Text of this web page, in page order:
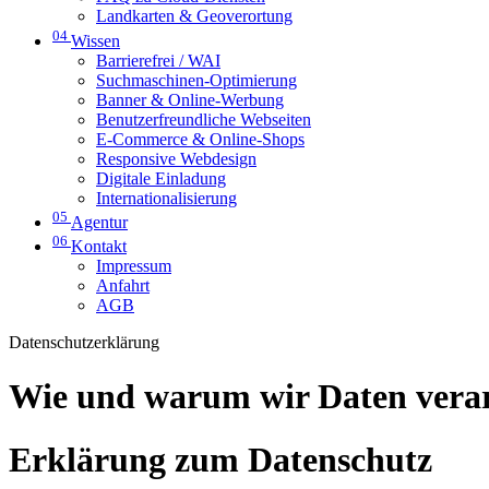
Landkarten & Geoverortung
04 Wissen
Barrierefrei / WAI
Suchmaschinen-Optimierung
Banner & Online-Werbung
Benutzerfreundliche Webseiten
E-Commerce & Online-Shops
Responsive Webdesign
Digitale Einladung
Internationalisierung
05 Agentur
06 Kontakt
Impressum
Anfahrt
AGB
Datenschutzerklärung
Wie und warum wir Daten
Erklärung zum Datenschutz